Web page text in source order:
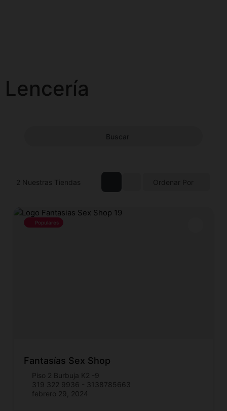
Lencería
Buscar
2 Nuestras Tiendas Ordenar Por
Populares
Fantasías Sex Shop
Piso 2 Burbuja K2 -9
319 322 9936 - 3138785663
febrero 29, 2024